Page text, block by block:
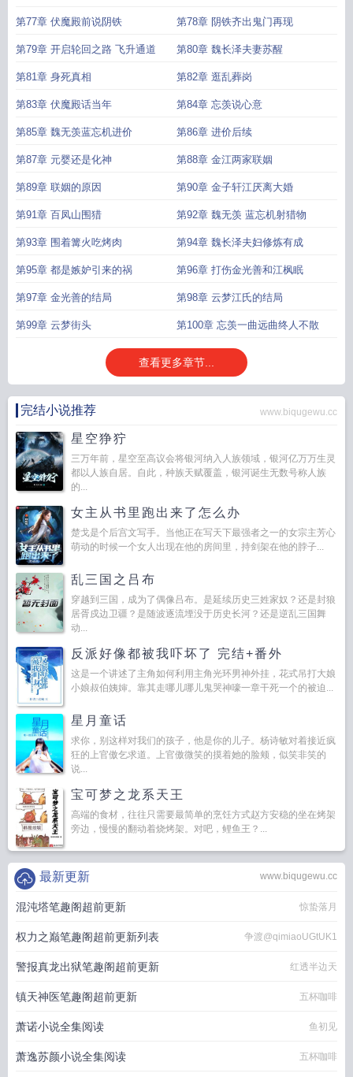
第77章 伏魔殿前说阴铁 第78章 阴铁齐出鬼门再现
第79章 开启轮回之路 飞升通道 第80章 魏长泽夫妻苏醒
第81章 身死真相 第82章 逛乱葬岗
第83章 伏魔殿话当年 第84章 忘羡说心意
第85章 魏无羡蓝忘机进价 第86章 进价后续
第87章 元婴还是化神 第88章 金江两家联姻
第89章 联姻的原因 第90章 金子轩江厌离大婚
第91章 百凤山围猎 第92章 魏无羡 蓝忘机射猎物
第93章 围着篝火吃烤肉 第94章 魏长泽夫妇修炼有成
第95章 都是嫉妒引来的祸 第96章 打伤金光善和江枫眠
第97章 金光善的结局 第98章 云梦江氏的结局
第99章 云梦街头 第100章 忘羡一曲远曲终人不散
查看更多章节...
完结小说推荐 www.biqugewu.cc
星空狰狞
三万年前，星空至高议会将银河纳入人族领域，银河亿万万生灵
都以人族自居。自此，种族天赋覆盖，银河诞生无数号称人族
的...
女主从书里跑出来了怎么办
楚戈是个后宫文写手。当他正在写天下最强者之一的女宗主芳心
萌动的时候一个女人出现在他的房间里，持剑架在他的脖子...
乱三国之吕布
穿越到三国，成为了偶像吕布。是延续历史三姓家奴？还是封狼
居胥戍边卫疆？是随波逐流堙没于历史长河？还是逆乱三国舞
动...
反派好像都被我吓坏了 完结+番外
这是一个讲述了主角如何利用主角光环男神外挂，花式吊打大娘
小娘叔伯姨婶。靠其走哪儿哪儿鬼哭神嚎一章干死一个的被迫...
星月童话
求你，别这样对我们的孩子，他是你的儿子。杨诗敏对着接近疯
狂的上官傲乞求道。上官傲微笑的摸着她的脸颊，似笑非笑的
说...
宝可梦之龙系天王
高端的食材，往往只需要最简单的烹饪方式赵方安稳的坐在烤架
旁边，慢慢的翻动着烧烤架。对吧，鲤鱼王？...
www.biqugewu.cc
最新更新
混沌塔笔趣阁超前更新 惊蛰落月
权力之巅笔趣阁超前更新列表 争渡@qimiaoUGtUK1
警报真龙出狱笔趣阁超前更新 红透半边天
镇天神医笔趣阁超前更新 五杯咖啡
萧诺小说全集阅读 鱼初见
萧逸苏颜小说全集阅读 五杯咖啡